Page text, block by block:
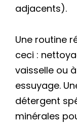
adjacents).
Une routine
ceci :
vaisselle ou
essuyage.
détergent
minérales